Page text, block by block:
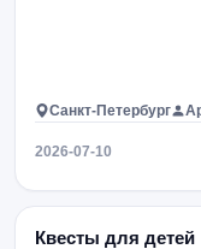
Санкт-Петербург
2026-07-10
Квесты для детей